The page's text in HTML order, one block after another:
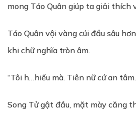
mong Táo Quân giúp ta giải thích
Táo Quân vội vàng cúi đầu sâu
khi chữ nghĩa tròn âm.
“Tôi h…hiểu mà. Tiên nữ cứ an
Song Tử gật đầu, mặt mày căng